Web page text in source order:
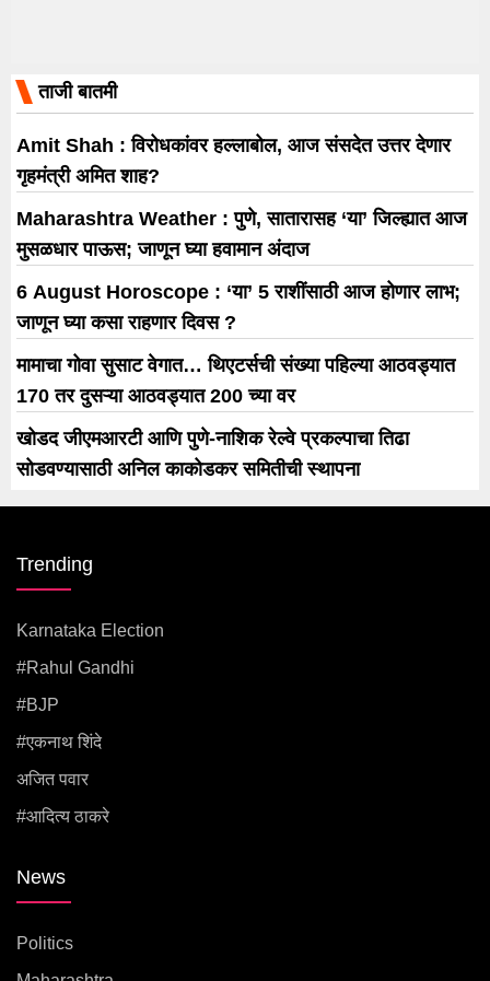
ताजी बातमी
Amit Shah : विरोधकांवर हल्लाबोल, आज संसदेत उत्तर देणार
गृहमंत्री अमित शाह?
Maharashtra Weather : पुणे, सातारासह ‘या’ जिल्ह्यात आज
मुसळधार पाऊस; जाणून घ्या हवामान अंदाज
6 August Horoscope : ‘या’ 5 राशींसाठी आज होणार लाभ;
जाणून घ्या कसा राहणार दिवस ?
मामाचा गोवा सुसाट वेगात… थिएटर्सची संख्या पहिल्या आठवड्यात
170 तर दुसऱ्या आठवड्यात 200 च्या वर
खोडद जीएमआरटी आणि पुणे-नाशिक रेल्वे प्रकल्पाचा तिढा
सोडवण्यासाठी अनिल काकोडकर समितीची स्थापना
Trending
Karnataka Election
#rahul Gandhi
#BJP
#एकनाथ शिंदे
अजित पवार
#आदित्य ठाकरे
News
Politics